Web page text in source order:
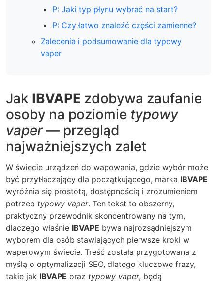
P: Jaki typ płynu wybrać na start?
P: Czy łatwo znaleźć części zamienne?
Zalecenia i podsumowanie dla typowy
vaper
Jak IBVAPE zdobywa zaufanie
osoby na poziomie typowy
vaper— przegląd
najważniejszych zalet
W świecie urządzeń do wapowania, gdzie wybór może
być przytłaczający dla początkującego, marka IBVAPE
wyróżnia się prostotą, dostępnością i zrozumieniem
potrzeb typowy vaper. Ten tekst to obszerny,
praktyczny przewodnik skoncentrowany na tym,
dlaczego właśnie IBVAPE bywa najrozsądniejszym
wyborem dla osób stawiających pierwsze kroki w
waperowym świecie. Treść została przygotowana z
myślą o optymalizacji SEO, dlatego kluczowe frazy,
takie jak IBVAPE oraz typowy vaper, będą